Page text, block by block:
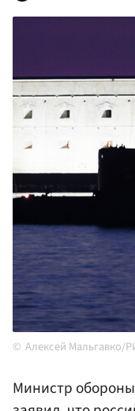
Алексей Мальгавко/
Министр обороны